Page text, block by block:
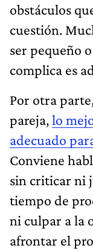
obstáculos
cuestión.
ser pequeño
complica es
Por otra
pareja,lo
adecuado
Conviene
sin criticar ni
tiempo de
ni culpar a la
afrontar el